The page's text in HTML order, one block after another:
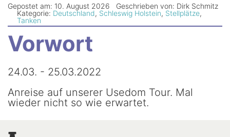
Gepostet am: 10. August 2026
Geschrieben von: Dirk Schmitz
Kategorie: Deutschland, Schleswig Holstein, Stellplätze,
Tanken
Vorwort
24.03. - 25.03.2022
Anreise auf unserer Usedom Tour. Mal
wieder nicht so wie erwartet.